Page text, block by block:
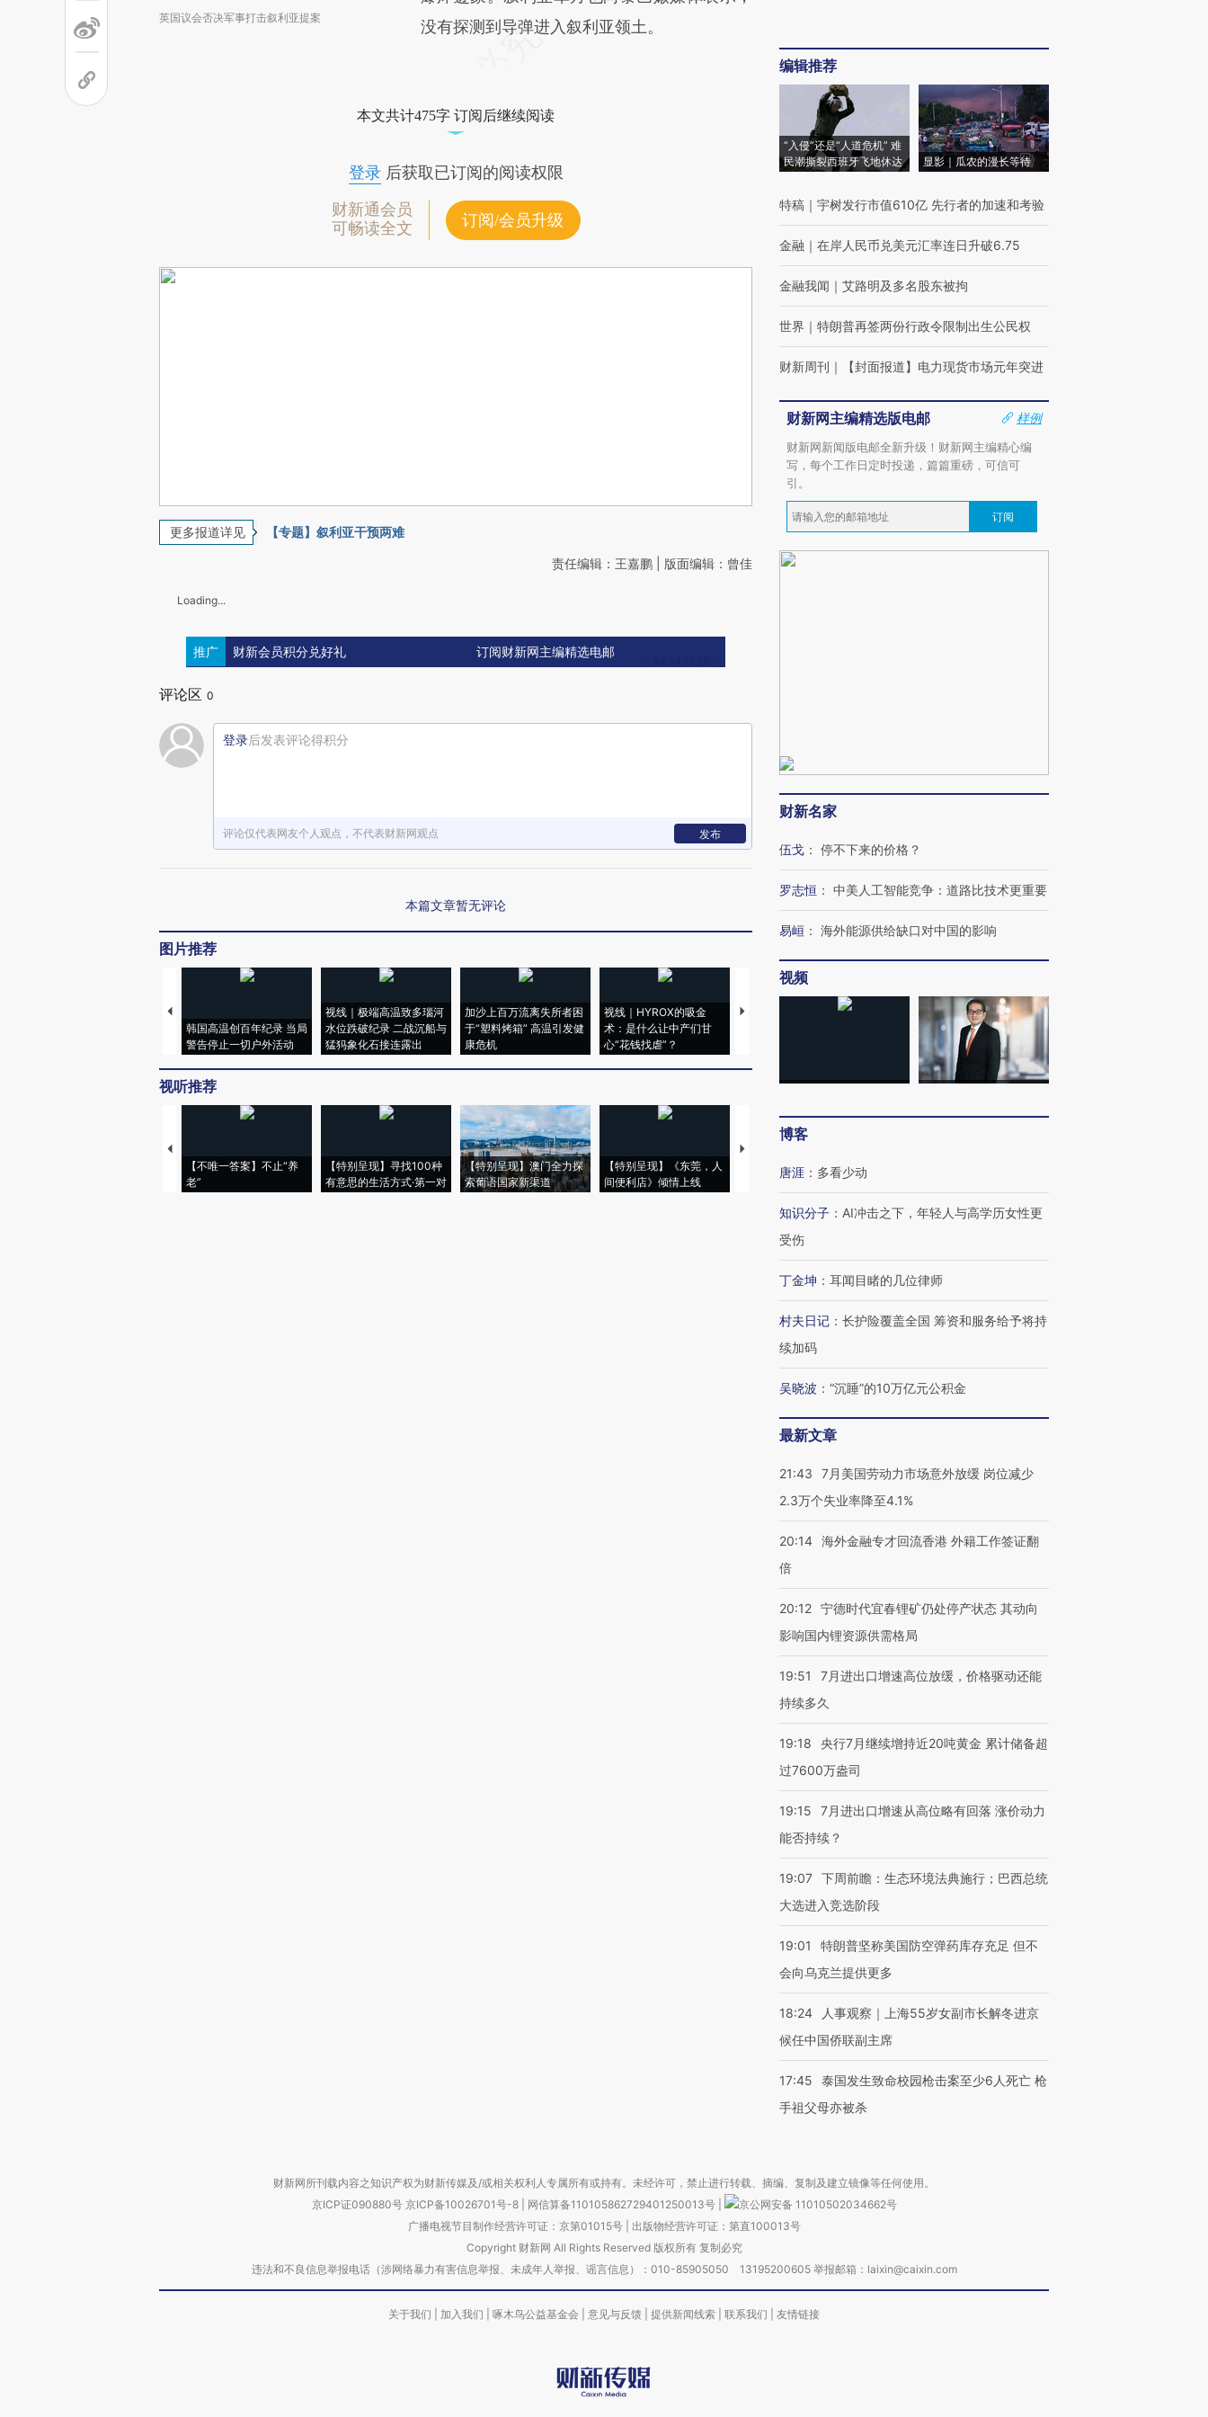
英国议会否决军事打击叙利亚提案
没有探测到导弹进入叙利亚领土。
本文共计475字 订阅后继续阅读
登录后获取已订阅的阅读权限
财新通会员
可畅读全文
订阅/会员升级
更多报道详见 【专题】叙利亚干预两难
责任编辑：王嘉鹏 | 版面编辑：曾佳
Loading...
推广 财新会员积分兑好礼 订阅财新网主编精选电邮
评论区 0
登录后发表评论得积分
评论仅代表网友个人观点，不代表财新网观点 发布
本篇文章暂无评论
图片推荐
韩国高温创百年纪录 当局
警告停止一切户外活动
视线｜极端高温致多瑙河
水位跌破纪录 二战沉船与
猛犸象化石接连露出
加沙上百万流离失所者困
于“塑料烤箱” 高温引发健
康危机
视线｜HYROX的吸金
术：是什么让中产们甘
心“花钱找虐”？
马航飞行员跨国走私7万
视线｜被称为“蟑螂”的印
度Z世代 用街头抗争将教
育部长拱下台
视线｜“入侵”还是“人道危
机”？难民潮撕裂西班牙
飞地休达
视听推荐
【不唯一答案】不止“养
老”
【特别呈现】寻找100种
有意思的生活方式·第一对
【特别呈现】澳门全力探
索葡语国家新渠道
【特别呈现】《东莞，人
间便利店》倾情上线
【推广】走进第四届链博
会，让数智科技“链”接产
编辑推荐
“入侵”还是“人道危机” 难
民潮撕裂西班牙飞地休达
显影｜瓜农的漫长等待
特稿 ｜ 宇树发行市值610亿 先行者的加速和考验
金融 ｜ 在岸人民币兑美元汇率连日升破6.75
金融我闻 ｜ 艾路明及多名股东被拘
世界 ｜ 特朗普再签两份行政令限制出生公民权
财新周刊 ｜ 【封面报道】电力现货市场元年突进
财新网主编精选版电邮
样例
财新网新闻版电邮全新升级！财新网主编精心编
写，每个工作日定时投递，篇篇重磅，可信可
引。
订阅
财新名家
伍戈 ： 停不下来的价格？
罗志恒 ： 中美人工智能竞争：道路比技术更重要
易峘 ： 海外能源供给缺口对中国的影响
视频
博客
唐涯 ： 多看少动
知识分子 ： AI冲击之下，年轻人与高学历女性更
受伤
丁金坤 ： 耳闻目睹的几位律师
村夫日记 ： 长护险覆盖全国 筹资和服务给予将持
续加码
吴晓波 ： “沉睡”的10万亿元公积金
最新文章
21:43
7月美国劳动力市场意外放缓 岗位减少
2.3万个失业率降至4.1%
20:14 海外金融专才回流香港 外籍工作签证翻
倍
20:12 宁德时代宜春锂矿仍处停产状态 其动向
影响国内锂资源供需格局
19:51
7月进出口增速高位放缓，价格驱动还能
持续多久
19:18
央行7月继续增持近20吨黄金 累计储备超
过7600万盎司
19:15
7月进出口增速从高位略有回落 涨价动力
能否持续？
19:07 下周前瞻：生态环境法典施行；巴西总统
大选进入竞选阶段
19:01
特朗普坚称美国防空弹药库存充足 但不
会向乌克兰提供更多
18:24
人事观察｜上海55岁女副市长解冬进京
候任中国侨联副主席
17:45
泰国发生致命校园枪击案至少6人死亡 枪
手祖父母亦被杀
财新网所刊载内容之知识产权为财新传媒及/或相关权利人专属所有或持有。未经许可，禁止进行转载、摘编、复制及建立镜像等任何使用。
京ICP证090880号 京ICP备10026701号-8 网信算备110105862729401250013号
京公网安备 11010502034662号
广播电视节目制作经营许可证：京第01015号| 出版物经营许可证：第直100013号
Copyright 财新网 All Rights Reserved 版权所有 复制必究
违法和不良信息举报电话（涉网络暴力有害信息举报、未成年人举报、谣言信息）：010-85905050 13195200605 举报邮箱：laixin@caixin.com
关于我们 加入我们 啄木鸟公益基金会 意见与反馈 提供新闻线索 联系我们 友情链接